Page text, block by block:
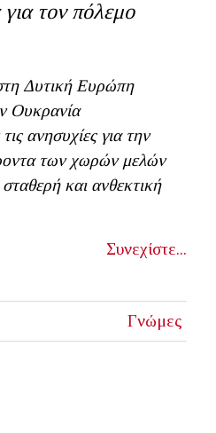
τον πόλεμο
Δυτική Ευρώπη
Ουκρανία
ανησυχίες για την
των χωρών μελών
και ανθεκτική
Συνεχίστε...
Γνώμες